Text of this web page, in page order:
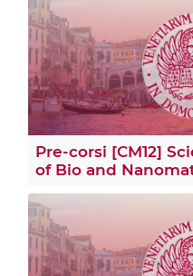
Pre-corsi [CM12]
of Bio and